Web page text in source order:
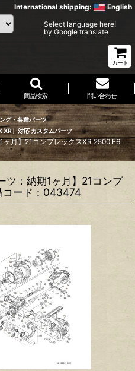
International shipping: English
Select language here!
by Google translate
カート
商品検索 問い合わせ
グ・各種パーツ
XR］対応 カスタムパーツ
ヶ月】21コンプレックスXR 2500 F6
ツ：納期1ヶ月】21コンプ
ード：043474